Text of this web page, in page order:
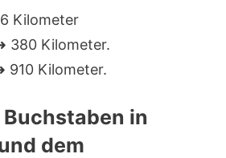
Kilometer
380 Kilometer.
910 Kilometer.
in
dem